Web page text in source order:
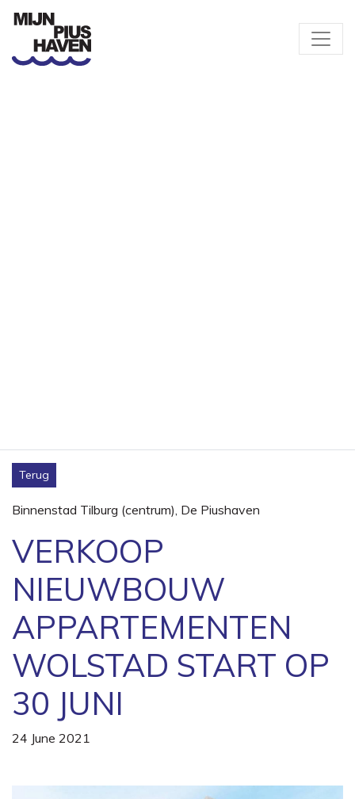
Terug
Binnenstad Tilburg (centrum) De Piushaven
VERKOOP
NIEUWBOUW
APPARTEMENTEN
WOLSTAD START OP
30 JUNI
24 June 2021